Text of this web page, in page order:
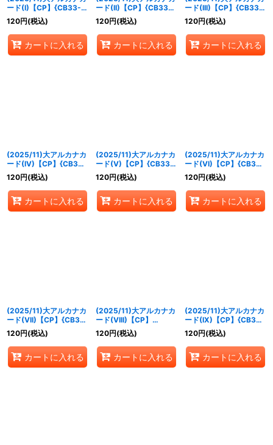
ード(I)【CP】{CB33-
CP01}《青》
120円(税込)
カートに入れる
ード(II)【CP】{CB33-
CP01}《青》
120円(税込)
カートに入れる
ード(III)【CP】{CB33-
CP01}《青》
120円(税込)
カートに入れる
(2025/11)大アルカナカ
ード(IV)【CP】{CB33-
CP01}《青》
120円(税込)
カートに入れる
(2025/11)大アルカナカ
ード(V)【CP】{CB33-
CP01}《青》
120円(税込)
カートに入れる
(2025/11)大アルカナカ
ード(VI)【CP】{CB33-
CP01}《青》
120円(税込)
カートに入れる
(2025/11)大アルカナカ
ード(VII)【CP】{CB33-
CP01}《青》
120円(税込)
カートに入れる
(2025/11)大アルカナカ
ード(VIII)【CP】
{CB33-CP01}《青》
120円(税込)
カートに入れる
(2025/11)大アルカナカ
ード(IX)【CP】{CB33-
CP01}《青》
120円(税込)
カートに入れる